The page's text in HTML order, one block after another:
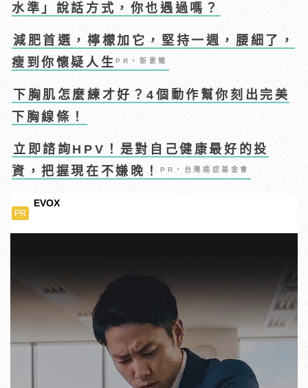
水準」說話方式，你也遇過嗎？
減肥首選，檸檬加它，堅持一週，腰細了，
瘦到你懷疑人生PR・新素簡
下胸肌怎麼練才好？4個動作幫你刻出完美
下胸線條！
立即諮詢HPV！是對自己健康最好的投
資，把握現在不嫌晚！PR・台灣癌症基金會
PR
EVOX